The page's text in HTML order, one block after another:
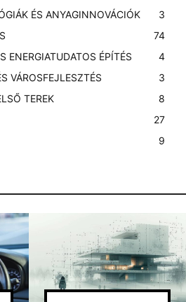
ÉS ANYAGINNOVÁCIÓK
3
74
ENERGIATUDATOS ÉPÍTÉS
4
VÁROSFEJLESZTÉS
3
TEREK
8
27
9